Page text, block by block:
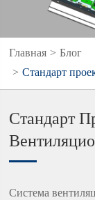
Главная
Блог
Стандарт
Стандарт
Система